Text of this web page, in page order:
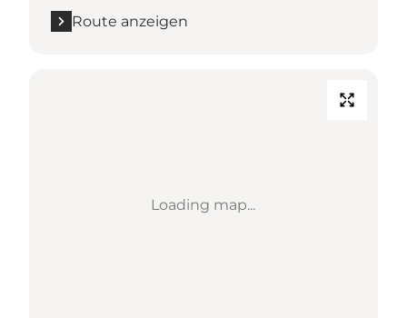
Route anzeigen
Loading map...